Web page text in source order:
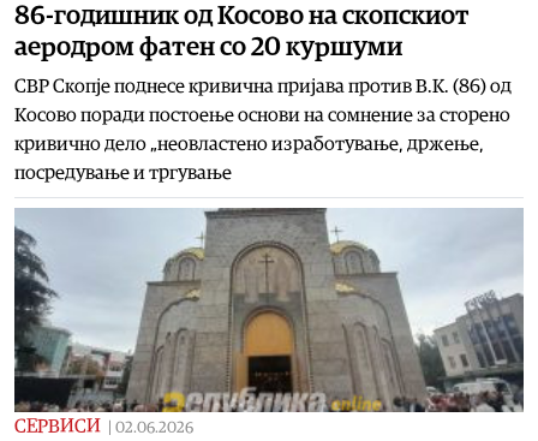
86-годишник од Косово на скопскиот
аеродром фатен со 20 куршуми
СВР Скопје поднесе кривична пријава против В.К. (86) од
Косово поради постоење основи на сомнение за сторено
кривично дело „неовластено изработување, држење,
посредување и тргување
СЕРВИСИ 02.06.2026